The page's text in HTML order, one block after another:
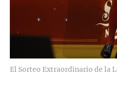
El Sorteo Extraordinario de la